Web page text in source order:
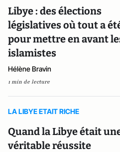
Libye : des élections
législatives où tout a
pour mettre en avant
islamistes
Hélène Bravin
1 min de lecture
LA LIBYE ETAIT RICHE
Quand la Libye était
véritable réussite